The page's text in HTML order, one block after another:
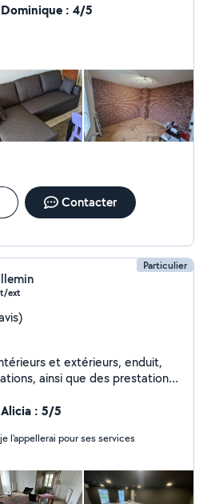
: 4/5
Contacter
Particulier
ext
et extérieurs, enduit,
ainsi que des prestations
J'ai refait
j'ai construit un skatepark en
: 5/5
l'appellerai pour ses services